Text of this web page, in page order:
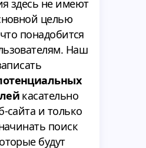
здесь не имеют
целью
понадобится
Наш
касательно
сайта и только
поиск
будут